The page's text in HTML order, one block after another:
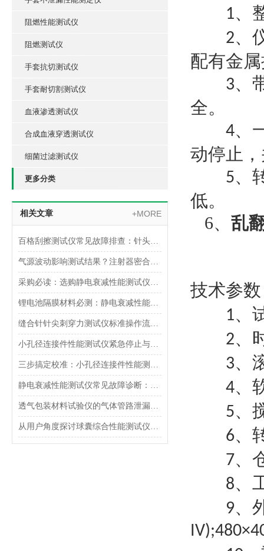
阻燃性能测试仪
阻燃测试仪
手套抗切测试仪
手套耐切割测试仪
血液渗透测试仪
合成血液穿透测试仪
细菌过滤测试仪
更多分类
相关文章 +MORE
百格刮擦测试仪常见故障排查：针头磨损与运动轨迹偏移
气源波动影响测试结果？注射器密合性正压测试仪的稳压设计分析
采购必读：选购静电衰减性能测试仪的5个核心参数与避坑指南
锂电池隔膜材料必测：静电衰减性能测试仪的操作难点突破
缝合针针尖刺穿力测试仪标准操作流程（SOP）及实验员培训要点
小孔径连接件性能测试仪紧急停止与异常状态下的安全复位操作
三步搞定校准：小孔径连接件性能测试仪的每日开机自检流程详解
静电衰减性能测试仪常见故障诊断：充电不稳定与电位漂移排查
透气包装材料试验仪的气体管路泄漏防护与废气排放系统详解
从用户角度探讨球囊综合性能测试仪的故障问题
1、
2、
配有金
3、
全。
4、
动停止
5、
低。
6、 乱
技术参
1、
2、
3、
4、
5、
6、
7、
8、
9、